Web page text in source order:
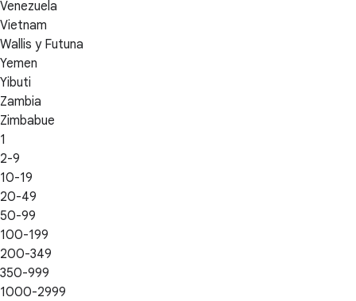
Venezuela
Vietnam
Wallis y Futuna
Yemen
Yibuti
Zambia
Zimbabue
1
2-9
10-19
20-49
50-99
100-199
200-349
350-999
1000-2999